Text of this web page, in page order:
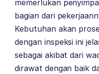
memerlukan
bagian dari
Kebutuhan akan
dengan inspeksi ini
sebagai akibat dari
dirawat dengan baik